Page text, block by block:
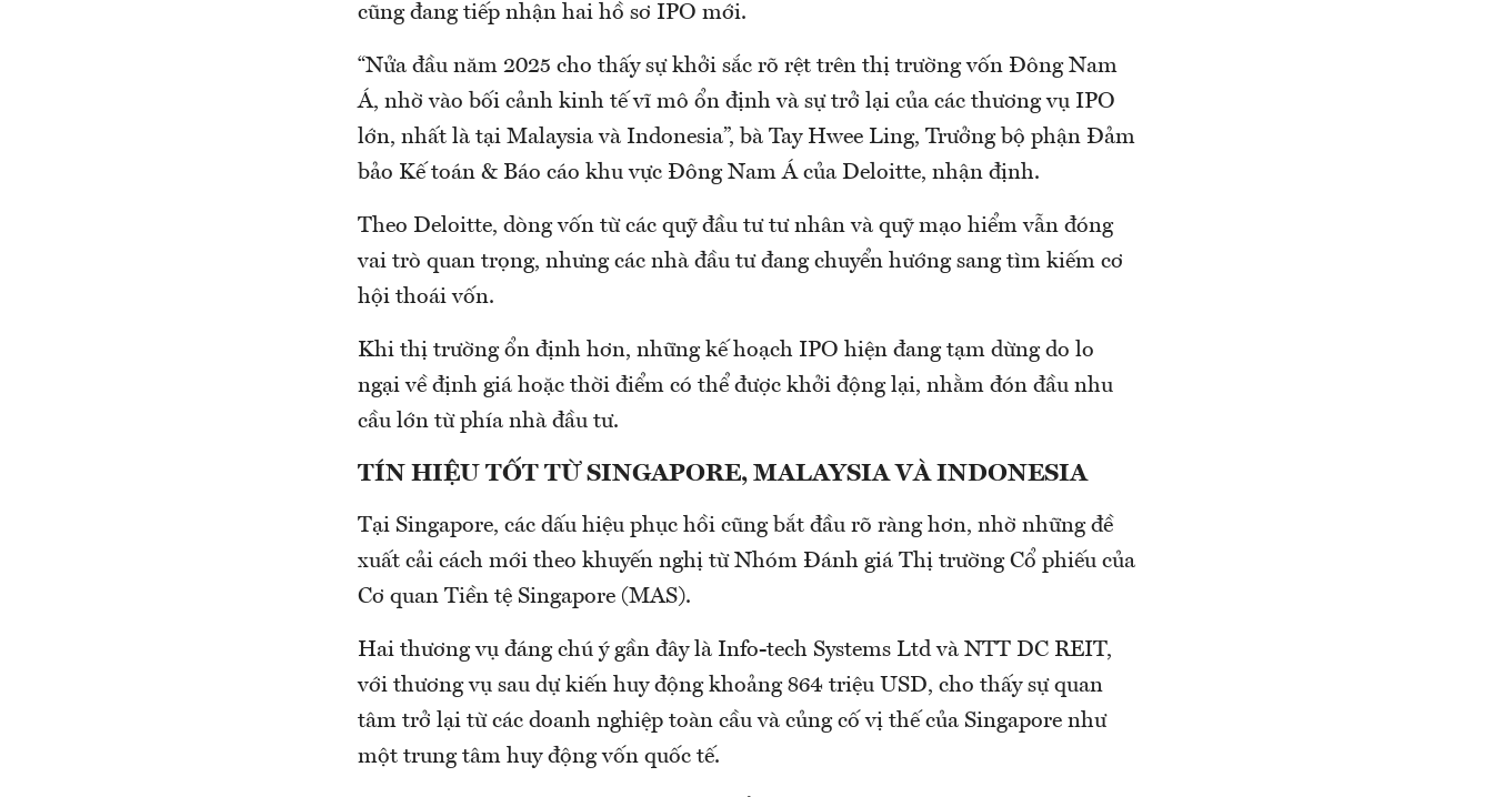
cũng đang tiếp nhận hai hồ sơ IPO mới.
“Nửa đầu năm 2025 cho thấy sự khởi sắc rõ rệt trên thị trường vốn Đông Nam
Á, nhờ vào bối cảnh kinh tế vĩ mô ổn định và sự trở lại của các thương vụ IPO
lớn, nhất là tại Malaysia và Indonesia”, bà Tay Hwee Ling, Trưởng bộ phận Đảm
bảo Kế toán & Báo cáo khu vực Đông Nam Á của Deloitte, nhận định.
Theo Deloitte, dòng vốn từ các quỹ đầu tư tư nhân và quỹ mạo hiểm vẫn đóng
vai trò quan trọng, nhưng các nhà đầu tư đang chuyển hướng sang tìm kiếm cơ
hội thoái vốn.
Khi thị trường ổn định hơn, những kế hoạch IPO hiện đang tạm dừng do lo
ngại về định giá hoặc thời điểm có thể được khởi động lại, nhằm đón đầu nhu
cầu lớn từ phía nhà đầu tư.
TÍN HIỆU TỐT TỪ SINGAPORE, MALAYSIA VÀ INDONESIA
Tại Singapore, các dấu hiệu phục hồi cũng bắt đầu rõ ràng hơn, nhờ những đề
xuất cải cách mới theo khuyến nghị từ Nhóm Đánh giá Thị trường Cổ phiếu của
Cơ quan Tiền tệ Singapore (MAS).
Hai thương vụ đáng chú ý gần đây là Info-tech Systems Ltd và NTT DC REIT,
với thương vụ sau dự kiến huy động khoảng 864 triệu USD, cho thấy sự quan
tâm trở lại từ các doanh nghiệp toàn cầu và củng cố vị thế của Singapore như
một trung tâm huy động vốn quốc tế.